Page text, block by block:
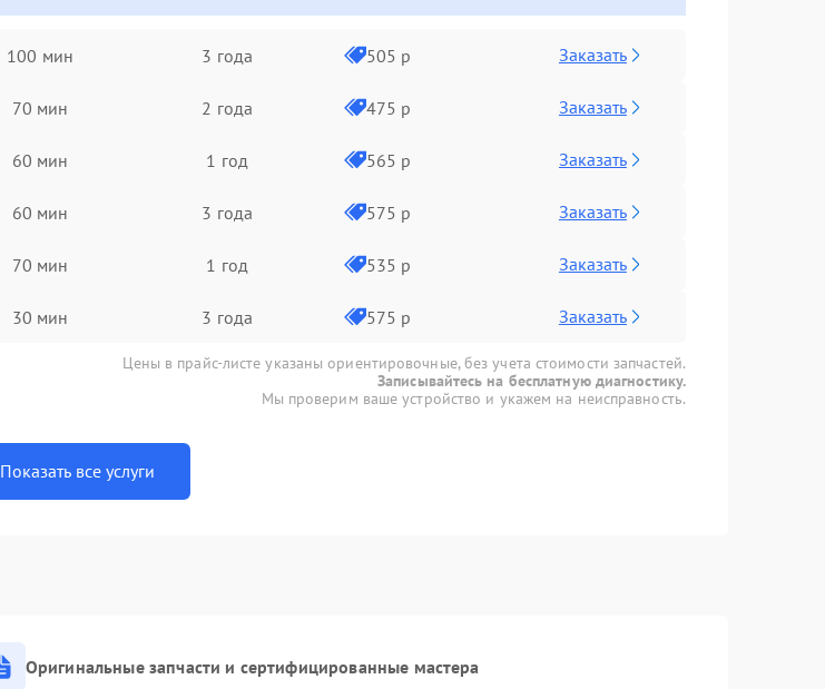
100 мин 3 года 505 р Заказать
70 мин 2 года 475 р Заказать
60 мин 1 год 565 р Заказать
60 мин 3 года 575 р Заказать
70 мин 1 год 535 р Заказать
30 мин 3 года 575 р Заказать
Цены в прайс-листе указаны ориентировочные, без учета стоимости запчастей.
Записывайтесь на бесплатную диагностику.
Мы проверим ваше устройство и укажем на неисправность.
Показать все услуги
Оригинальные запчасти и сертифицированные мастера